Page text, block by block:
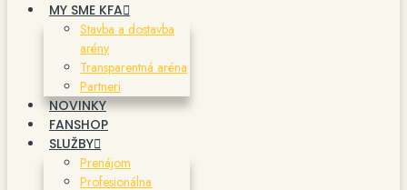
MY SME KFA
Stavba a dostavba
arény
Transparentná aréna
Partneri
NOVINKY
FANSHOP
SLUŽBY
Prenájom
Profesionálna